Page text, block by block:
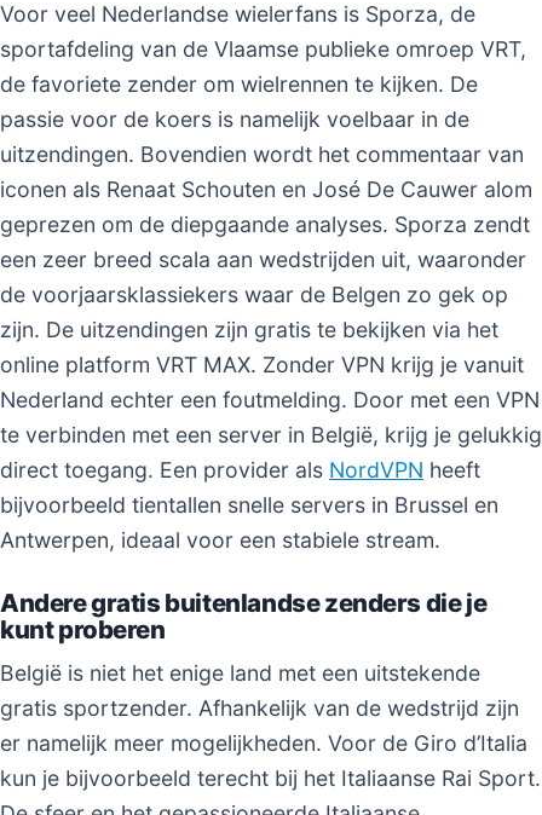
Voor veel Nederlandse wielerfans is Sporza, de
sportafdeling van de Vlaamse publieke omroep VRT,
de favoriete zender om wielrennen te kijken. De
passie voor de koers is namelijk voelbaar in de
uitzendingen. Bovendien wordt het commentaar van
iconen als Renaat Schouten en José De Cauwer alom
geprezen om de diepgaande analyses. Sporza zendt
een zeer breed scala aan wedstrijden uit, waaronder
de voorjaarsklassiekers waar de Belgen zo gek op
zijn. De uitzendingen zijn gratis te bekijken via het
online platform VRT MAX. Zonder VPN krijg je vanuit
Nederland echter een foutmelding. Door met een VPN
te verbinden met een server in België, krijg je gelukkig
direct toegang. Een provider als NordVPN heeft
bijvoorbeeld tientallen snelle servers in Brussel en
Antwerpen, ideaal voor een stabiele stream.
Andere gratis buitenlandse zenders die je
kunt proberen
België is niet het enige land met een uitstekende
gratis sportzender. Afhankelijk van de wedstrijd zijn
er namelijk meer mogelijkheden. Voor de Giro d’Italia
kun je bijvoorbeeld terecht bij het Italiaanse Rai Sport.